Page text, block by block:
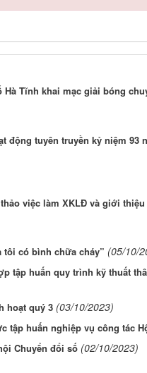
Tĩnh khai mạc giải bóng
tuyên truyền kỷ niệm 93
việc làm XKLĐ và giới
tôi có bình chữa cháy” (05/10/
tập huấn quy trình kỹ thuất
hoạt quý 3 (03/10/2023)
tập huấn nghiệp vụ công tác
Chuyển đổi số (02/10/2023)